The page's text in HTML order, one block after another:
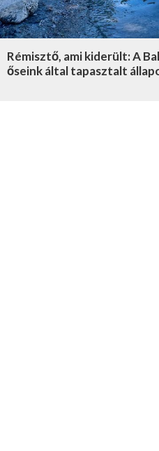
Rémisztő, ami kiderült: A
őseink által tapasztalt